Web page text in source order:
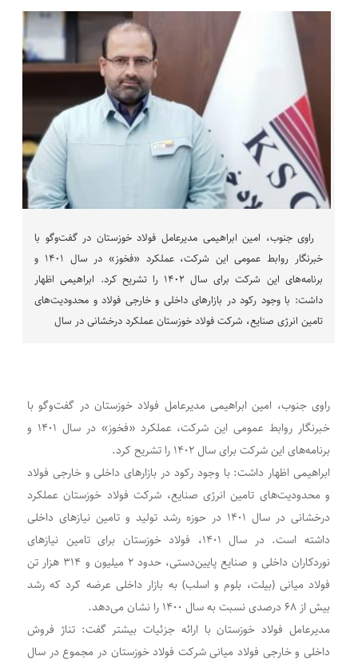
راوی جنوب، امین ابراهیمی مدیرعامل فولاد خوزستان در گفت‌وگو با
خبرنگار روابط عمومی این شرکت، عملکرد «فخوز» در سال ۱۴۰۱ و
برنامه‌های این شرکت برای سال ۱۴۰۲ را تشریح کرد. ابراهیمی اظهار
داشت: با وجود رکود در بازارهای داخلی و خارجی فولاد و محدودیت‌های
تامین انرژی صنایع، شرکت فولاد خوزستان عملکرد درخشانی در سال
راوی جنوب، امین ابراهیمی مدیرعامل فولاد خوزستان در گفت‌وگو با
خبرنگار روابط عمومی این شرکت، عملکرد «فخوز» در سال ۱۴۰۱ و
برنامه‌های این شرکت برای سال ۱۴۰۲ را تشریح کرد.
ابراهیمی اظهار داشت: با وجود رکود در بازارهای داخلی و خارجی فولاد
و محدودیت‌های تامین انرژی صنایع، شرکت فولاد خوزستان عملکرد
درخشانی در سال ۱۴۰۱ در حوزه رشد تولید و تامین نیازهای داخلی
داشته است. در سال ۱۴۰۱، فولاد خوزستان برای تامین نیازهای
نوردکاران داخلی و صنایع پایین‌دستی، حدود ۲ میلیون و ۳۱۴ هزار تن
فولاد میانی (بیلت، بلوم و اسلب) به بازار داخلی عرضه کرد که رشد
بیش از ۶۸ درصدی نسبت به سال ۱۴۰۰ را نشان می‌دهد.
مدیرعامل فولاد خوزستان با ارائه جزئیات بیشتر گفت: تناژ فروش
داخلی و خارجی فولاد میانی شرکت فولاد خوزستان در مجموع در سال